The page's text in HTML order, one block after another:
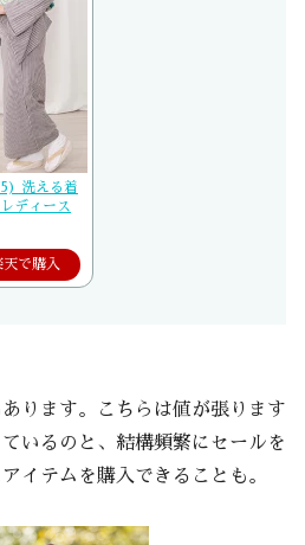
洗える着
ディース
天で購入
ります。こちらは値が張ります
いるのと、結構頻繁にセールを
イテムを購入できることも。